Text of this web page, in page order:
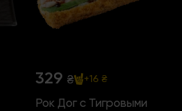
329 ₴ +16 ₴
Рок Дог с Тигровыми